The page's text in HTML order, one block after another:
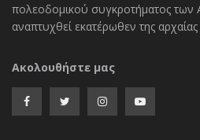
πολεοδομικού συγκροτήματος των
αναπτυχθεί εκατέρωθεν της
Ακολουθήστε μας